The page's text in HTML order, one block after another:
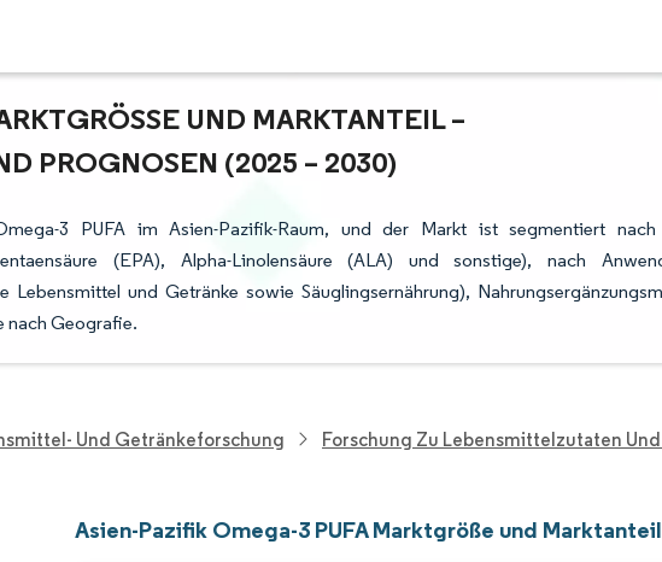
UND MARKTANTEIL – W
PROGNOSEN (2025 – 2030)
3 PUFA im Asien-Pazifik-Raum, und der Markt ist segmentiert
(EPA), Alpha-Linolensäure (ALA) und sonstige), nach
Lebensmittel und Getränke sowie Säuglingsernährung),
nach Geografie.
Und Getränkeforschung Forschung Zu Lebensmittelzutaten
Asien-Pazifik Omega-3 PUFA Marktgröße und Marktanteil